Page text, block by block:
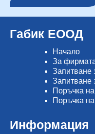
Габик ЕООД
Начало
Зa
Запитване
Запитване
Поръчка
Поръчка
Информация